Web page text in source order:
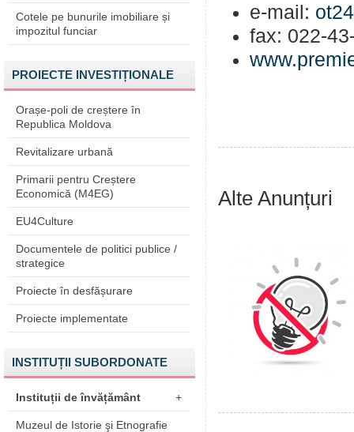
Cotele pe bunurile imobiliare și
impozitul funciar
PROIECTE INVESTIȚIONALE
Orașe-poli de creștere în
Republica Moldova
Revitalizare urbană
Primarii pentru Creștere
Economică (M4EG)
EU4Culture
Documentele de politici publice /
strategice
Proiecte în desfășurare
Proiecte implementate
INSTITUȚII SUBORDONATE
Instituții de învățământ +
Muzeul de Istorie şi Etnografie
e-mail:
fax: 022-
Alte Anunțuri